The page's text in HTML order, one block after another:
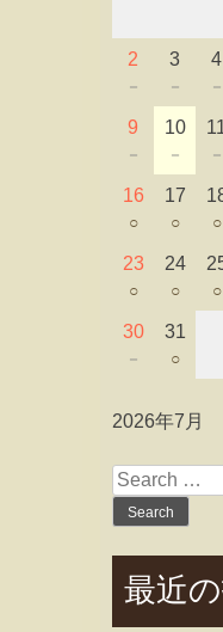
2
－
3
－
4
－
9
－
10
－ －
16
○
17
○ ○
23
○
24
○ ○
30
－
31
○
2026年7月
Search
for:
最近